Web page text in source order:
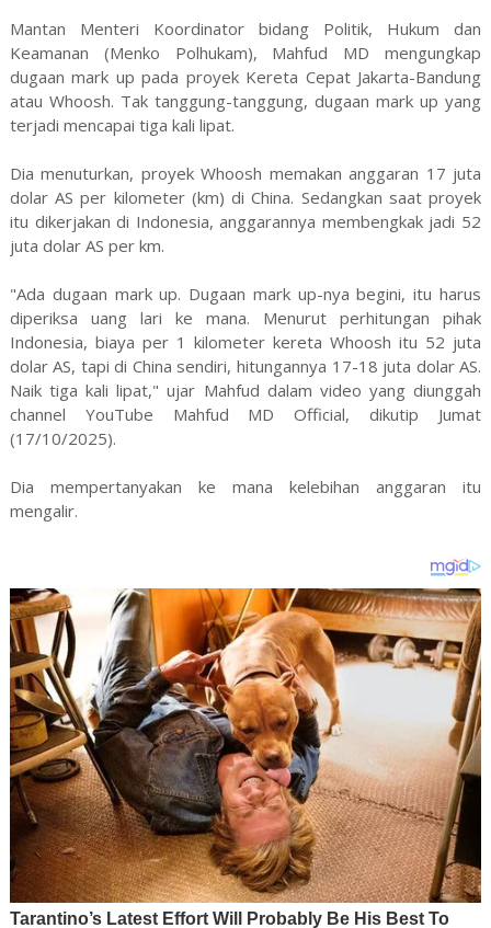
Mantan Menteri Koordinator bidang Politik, Hukum dan
Keamanan (Menko Polhukam), Mahfud MD mengungkap
dugaan mark up pada proyek Kereta Cepat Jakarta-Bandung
atau Whoosh. Tak tanggung-tanggung, dugaan mark up yang
terjadi mencapai tiga kali lipat.
Dia menuturkan, proyek Whoosh memakan anggaran 17 juta
dolar AS per kilometer (km) di China. Sedangkan saat proyek
itu dikerjakan di Indonesia, anggarannya membengkak jadi 52
juta dolar AS per km.
"Ada dugaan mark up. Dugaan mark up-nya begini, itu harus
diperiksa uang lari ke mana. Menurut perhitungan pihak
Indonesia, biaya per 1 kilometer kereta Whoosh itu 52 juta
dolar AS, tapi di China sendiri, hitungannya 17-18 juta dolar AS.
Naik tiga kali lipat," ujar Mahfud dalam video yang diunggah
channel YouTube Mahfud MD Official, dikutip Jumat
(17/10/2025).
Dia mempertanyakan ke mana kelebihan anggaran itu
mengalir.